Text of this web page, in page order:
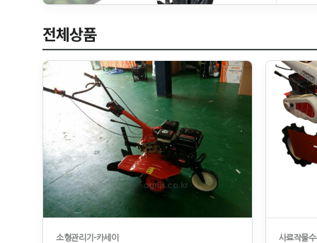
전체상품
소형관리기-카세이 사료작물